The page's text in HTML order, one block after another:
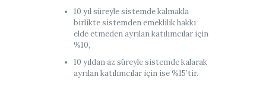
10 yıl süreyle sistemde kalmakla
birlikte sistemden emeklilik hakkı
elde etmeden ayrılan katılımcılar için
%10,
10 yıldan az süreyle sistemde kalarak
ayrılan katılımcılar için ise %15’tir.